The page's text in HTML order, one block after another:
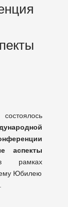
аспекты
рамках
Юбилею